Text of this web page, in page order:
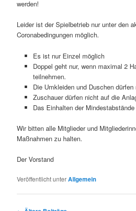
werden!
Leider ist der Spielbetrieb nur unter den
Coronabedingungen möglich.
Es ist nur Einzel möglich
Doppel geht nur, wenn maximal 2
teilnehmen.
Die Umkleiden und Duschen
Zuschauer dürfen nicht auf die
Das Einhalten der
Wir bitten alle Mitglieder und
Maßnahmen zu halten.
Der Vorstand
Veröffentlicht unterAllgemein